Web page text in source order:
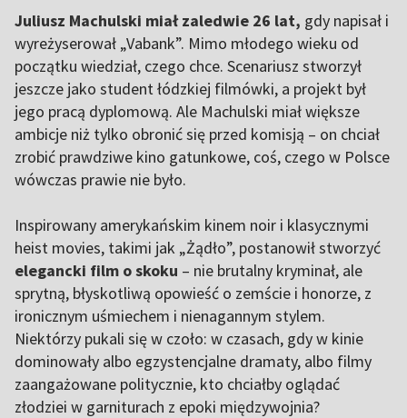
Juliusz Machulski miał zaledwie 26 lat, gdy napisał i
wyreżyserował „Vabank”. Mimo młodego wieku od
początku wiedział, czego chce. Scenariusz stworzył
jeszcze jako student łódzkiej filmówki, a projekt był
jego pracą dyplomową. Ale Machulski miał większe
ambicje niż tylko obronić się przed komisją – on chciał
zrobić prawdziwe kino gatunkowe, coś, czego w Polsce
wówczas prawie nie było.
Inspirowany amerykańskim kinem noir i klasycznymi
heist movies, takimi jak „Żądło”, postanowił stworzyć
elegancki film o skoku – nie brutalny kryminał, ale
sprytną, błyskotliwą opowieść o zemście i honorze, z
ironicznym uśmiechem i nienagannym stylem.
Niektórzy pukali się w czoło: w czasach, gdy w kinie
dominowały albo egzystencjalne dramaty, albo filmy
zaangażowane politycznie, kto chciałby oglądać
złodziei w garniturach z epoki międzywojnia?